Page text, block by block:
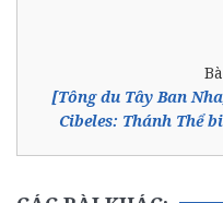
[Tông du Tây Ban
Cibeles: Thánh Thể